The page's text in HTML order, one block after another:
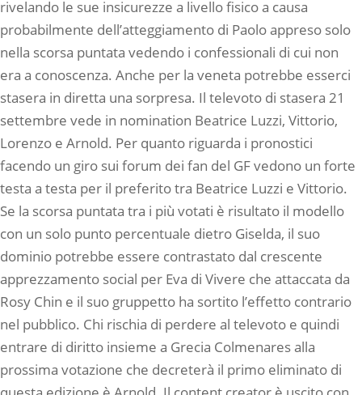
rivelando le sue insicurezze a livello fisico a causa
probabilmente dell’atteggiamento di Paolo appreso solo
nella scorsa puntata vedendo i confessionali di cui non
era a conoscenza. Anche per la veneta potrebbe esserci
stasera in diretta una sorpresa. Il televoto di stasera 21
settembre vede in nomination Beatrice Luzzi, Vittorio,
Lorenzo e Arnold. Per quanto riguarda i pronostici
facendo un giro sui forum dei fan del GF vedono un forte
testa a testa per il preferito tra Beatrice Luzzi e Vittorio.
Se la scorsa puntata tra i più votati è risultato il modello
con un solo punto percentuale dietro Giselda, il suo
dominio potrebbe essere contrastato dal crescente
apprezzamento social per Eva di Vivere che attaccata da
Rosy Chin e il suo gruppetto ha sortito l’effetto contrario
nel pubblico. Chi rischia di perdere al televoto e quindi
entrare di diritto insieme a Grecia Colmenares alla
prossima votazione che decreterà il primo eliminato di